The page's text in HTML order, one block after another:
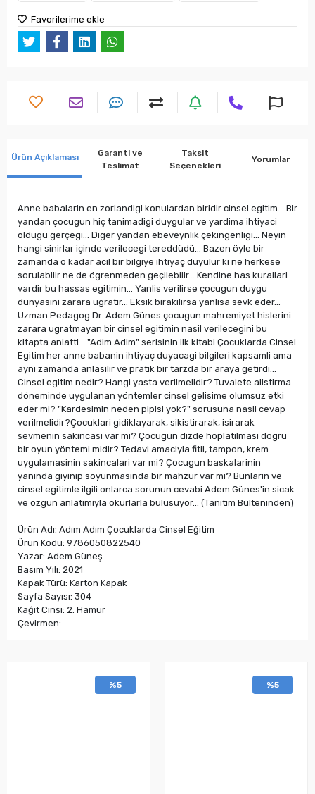
Favorilerime ekle
Ürün Açıklaması
Garanti ve
Teslimat
Taksit
Seçenekleri
Yorumlar
Anne babalarin en zorlandigi konulardan biridir cinsel egitim… Bir
yandan çocugun hiç tanimadigi duygular ve yardima ihtiyaci
oldugu gerçegi… Diger yandan ebeveynlik çekingenligi… Neyin
hangi sinirlar içinde verilecegi tereddüdü… Bazen öyle bir
zamanda o kadar acil bir bilgiye ihtiyaç duyulur ki ne herkese
sorulabilir ne de ögrenmeden geçilebilir… Kendine has kurallari
vardir bu hassas egitimin… Yanlis verilirse çocugun duygu
dünyasini zarara ugratir… Eksik birakilirsa yanlisa sevk eder…
Uzman Pedagog Dr. Adem Günes çocugun mahremiyet hislerini
zarara ugratmayan bir cinsel egitimin nasil verilecegini bu
kitapta anlatti… "Adim Adim" serisinin ilk kitabi Çocuklarda Cinsel
Egitim her anne babanin ihtiyaç duyacagi bilgileri kapsamli ama
ayni zamanda anlasilir ve pratik bir tarzda bir araya getirdi…
Cinsel egitim nedir? Hangi yasta verilmelidir? Tuvalete alistirma
döneminde uygulanan yöntemler cinsel gelisime olumsuz etki
eder mi? "Kardesimin neden pipisi yok?" sorusuna nasil cevap
verilmelidir?Çocuklari gidiklayarak, sikistirarak, isirarak
sevmenin sakincasi var mi? Çocugun dizde hoplatilmasi dogru
bir oyun yöntemi midir? Tedavi amaciyla fitil, tampon, krem
uygulamasinin sakincalari var mi? Çocugun baskalarinin
yaninda giyinip soyunmasinda bir mahzur var mi? Bunlarin ve
cinsel egitimle ilgili onlarca sorunun cevabi Adem Günes'in sicak
ve özgün anlatimiyla okurlarla bulusuyor... (Tanitim Bülteninden)
Ürün Adı: Adım Adım Çocuklarda Cinsel Eğitim
Ürün Kodu: 9786050822540
Yazar: Adem Güneş
Basım Yılı: 2021
Kapak Türü: Karton Kapak
Sayfa Sayısı: 304
Kağıt Cinsi: 2. Hamur
Çevirmen:
%5 %5